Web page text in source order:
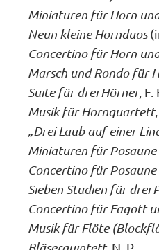
Miniaturen für Horn
Neun kleine Hornduos
Concertino für Horn
Marsch und Rondo für
Suite für drei Hörner, F.
Musik für Hornquartett
„Drei Laub auf einer
Miniaturen für
Concertino für
Sieben Studien für drei
Concertino für Fagott
Musik für Flöte